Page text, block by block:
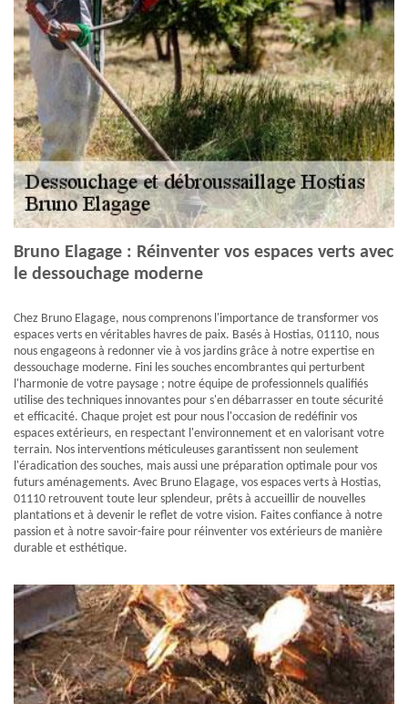
Bruno Elagage : Réinventer vos espaces verts avec
le dessouchage moderne
Chez Bruno Elagage, nous comprenons l'importance de transformer vos
espaces verts en véritables havres de paix. Basés à Hostias, 01110, nous
nous engageons à redonner vie à vos jardins grâce à notre expertise en
dessouchage moderne. Fini les souches encombrantes qui perturbent
l'harmonie de votre paysage ; notre équipe de professionnels qualifiés
utilise des techniques innovantes pour s'en débarrasser en toute sécurité
et efficacité. Chaque projet est pour nous l'occasion de redéfinir vos
espaces extérieurs, en respectant l'environnement et en valorisant votre
terrain. Nos interventions méticuleuses garantissent non seulement
l'éradication des souches, mais aussi une préparation optimale pour vos
futurs aménagements. Avec Bruno Elagage, vos espaces verts à Hostias,
01110 retrouvent toute leur splendeur, prêts à accueillir de nouvelles
plantations et à devenir le reflet de votre vision. Faites confiance à notre
passion et à notre savoir-faire pour réinventer vos extérieurs de manière
durable et esthétique.